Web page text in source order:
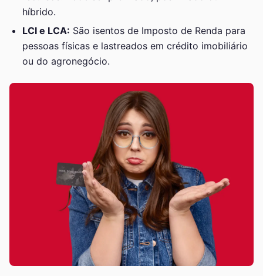
híbrido.
LCI e LCA: São isentos de Imposto de Renda para
pessoas físicas e lastreados em crédito imobiliário
ou do agronegócio.